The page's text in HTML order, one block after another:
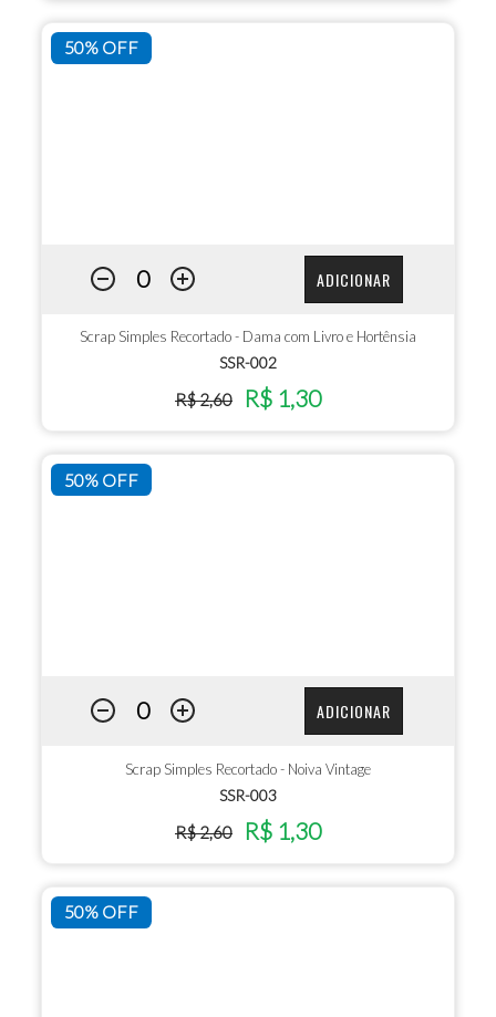
50% OFF
ADICIONAR
Scrap Simples Recortado - Dama com Livro e Hortênsia
SSR-002
R$ 2,60 R$ 1,30
50% OFF
ADICIONAR
Scrap Simples Recortado - Noiva Vintage
SSR-003
R$ 2,60 R$ 1,30
50% OFF